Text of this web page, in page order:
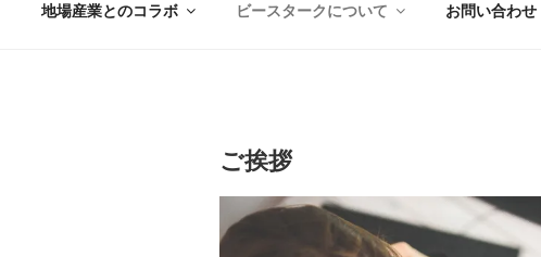
地場産業とのコラボ ビースタークについて お問い合わせ
ご挨拶